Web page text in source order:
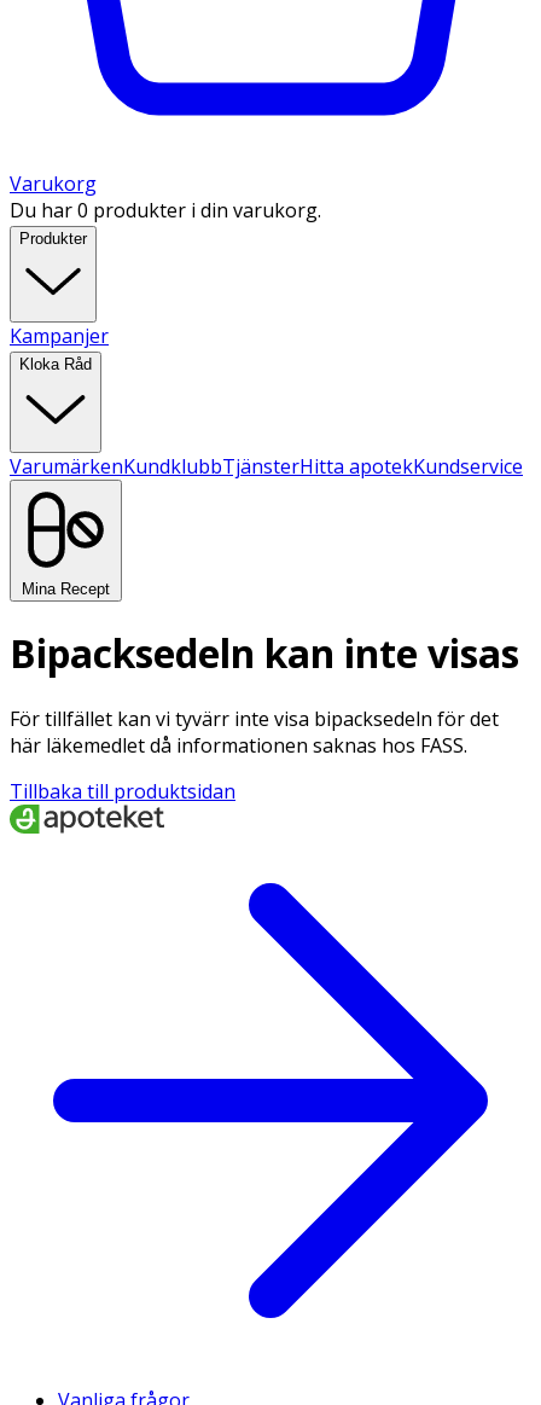
Varukorg
Du har 0 produkter i din varukorg.
Produkter
Kampanjer
Kloka Råd
VarumärkenKundklubbTjänsterHitta apotekKundservice
Mina Recept
Bipacksedeln kan inte visas
För tillfället kan vi tyvärr inte visa bipacksedeln för det
här läkemedlet då informationen saknas hos FASS.
Tillbaka till produktsidan